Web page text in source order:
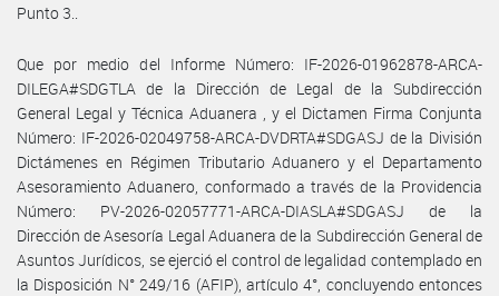
Punto 3..
Que por medio del Informe Número: IF-2026-01962878-ARCA-
DILEGA#SDGTLA de la Dirección de Legal de la Subdirección
General Legal y Técnica Aduanera , y el Dictamen Firma Conjunta
Número: IF-2026-02049758-ARCA-DVDRTA#SDGASJ de la División
Dictámenes en Régimen Tributario Aduanero y el Departamento
Asesoramiento Aduanero, conformado a través de la Providencia
Número: PV-2026-02057771-ARCA-DIASLA#SDGASJ de la
Dirección de Asesoría Legal Aduanera de la Subdirección General de
Asuntos Jurídicos, se ejerció el control de legalidad contemplado en
la Disposición N° 249/16 (AFIP), artículo 4°, concluyendo entonces